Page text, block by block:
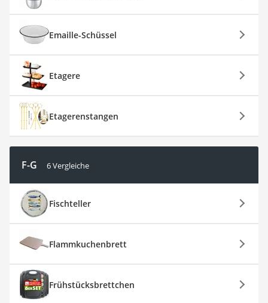
Emaille-Schüssel
Etagere
Etagerenstangen
F-G 6 Vergleiche
Fischteller
Flammkuchenbrett
Frühstücksbrettchen